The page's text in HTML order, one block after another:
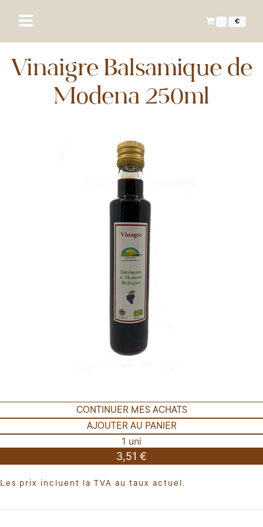
€
Vinaigre Balsamique de
Modena 250ml
CONTINUER MES ACHATS
AJOUTER AU PANIER
1 uni
3,51 €
Les prix incluent la TVA au taux actuel.